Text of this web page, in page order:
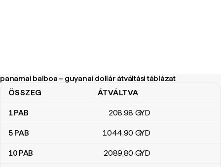
panamai balboa – guyanai dollár átváltási táblázat
panamai balboa – guyanai dollár átváltási táblázat
ÖSSZEG ÁTVÁLTVA
1PAB 208,98 GYD
5 PAB 1044,90 GYD
10 PAB 2089,80 GYD